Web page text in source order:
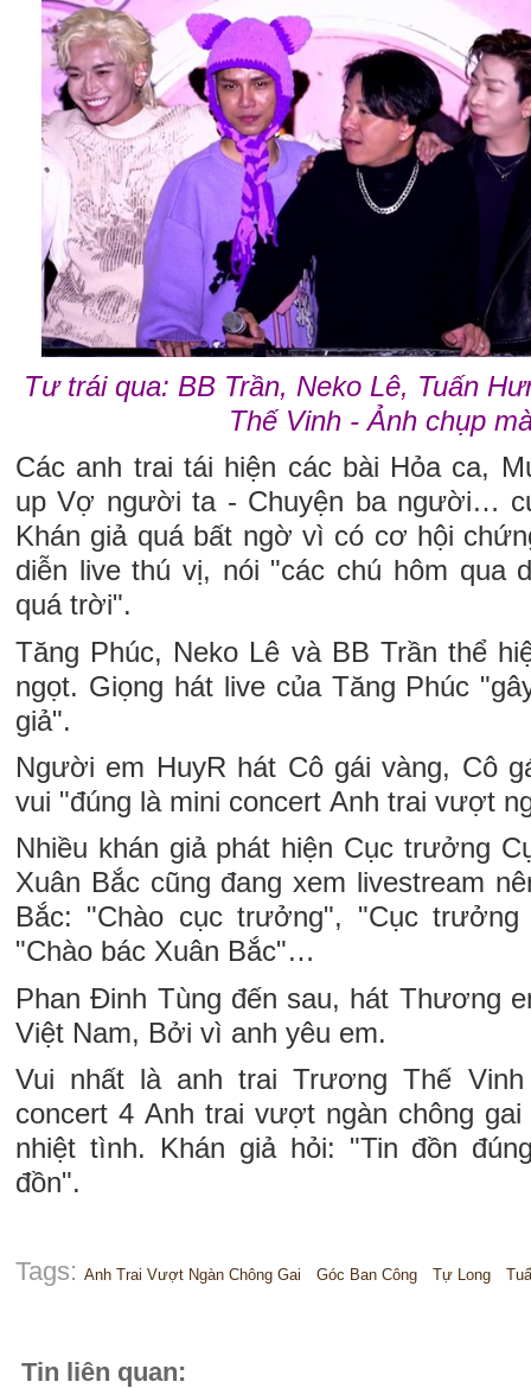
Tư trái qua: BB Trần, Neko Lê, Tuấn
Thế Vinh - Ảnh chụp
Các anh trai tái hiện các bài Hỏa ca,
up Vợ người ta - Chuyện ba người…
Khán giả quá bất ngờ vì có cơ hội
diễn live thú vị, nói "các chú hôm qua
quá trời".
Tăng Phúc, Neko Lê và BB Trần thể
ngọt. Giọng hát live của Tăng Phúc
giả".
Người em HuyR hát Cô gái vàng, Cô
vui "đúng là mini concert Anh trai vượt
Nhiều khán giả phát hiện Cục trưởng
Xuân Bắc cũng đang xem livestream
Bắc: "Chào cục trưởng", "Cục
"Chào bác Xuân Bắc"…
Phan Đinh Tùng đến sau, hát Thương
Việt Nam, Bởi vì anh yêu em.
Vui nhất là anh trai Trương Thế
concert 4 Anh trai vượt ngàn chông
nhiệt tình. Khán giả hỏi: "Tin đồn
đồn".
Tags: Anh Trai Vượt Ngàn Chông Gai Góc Ban Công Tự Long
Tin liên quan: